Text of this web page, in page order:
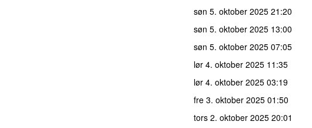
søn 5. oktober 2025 21:20
søn 5. oktober 2025 13:00
søn 5. oktober 2025 07:05
lør 4. oktober 2025 11:35
lør 4. oktober 2025 03:19
fre 3. oktober 2025 01:50
tors 2. oktober 2025 20:01